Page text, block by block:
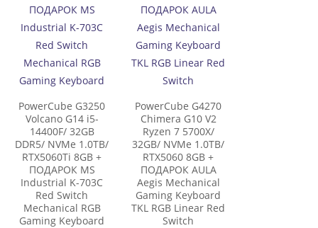
PowerCube G3250
Volcano G14 i5-
14400F/ 32GB
DDR5/ NVMe 1.0TB/
RTX5060Ti 8GB +
ПОДАРОК MS
Industrial K-703C
Red Switch
Mechanical RGB
Gaming Keyboard
PowerCube G4270
Chimera G10 V2
Ryzen 7 5700X/
32GB/ NVMe 1.0TB/
RTX5060 8GB +
ПОДАРОК AULA
Aegis Mechanical
Gaming Keyboard
TKL RGB Linear Red
Switch